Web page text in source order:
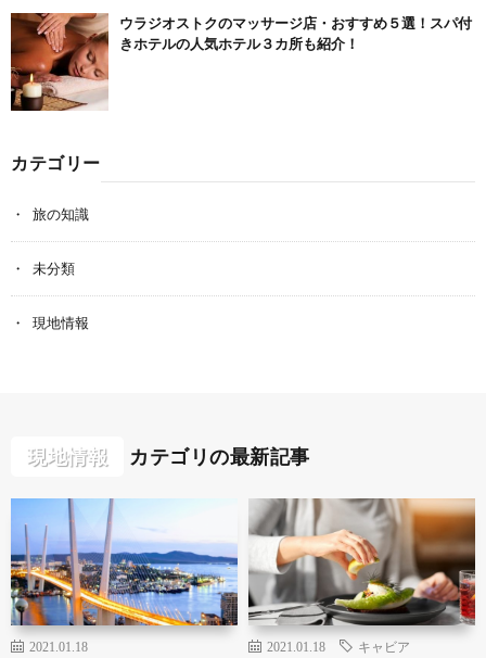
ウラジオストクのマッサージ店・おすすめ５選！スパ付
きホテルの人気ホテル３カ所も紹介！
カテゴリー
旅の知識
未分類
現地情報
現地情報 カテゴリの最新記事
2021.01.18
2021.01.18 キャビア